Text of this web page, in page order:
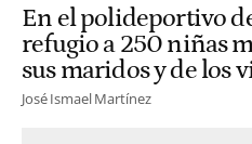
En el polideportivo
refugio a 250 niñas
sus maridos y de los
José Ismael Martínez